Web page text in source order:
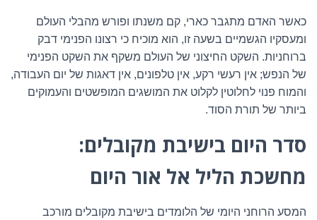
כאשר האדם מתגבר כארי, קם משנתו ופורש מהבלי העולם
ומעסקיו הגשמיים בשעה זו, הוא מוכיח כי רצונו הפנימי דבק
ברוחניות. השקט החיצוני של העולם משקף את השקט הפנימי
של הנפש; אין רעשי רקע, אין טלפונים, אין דאגות של יום העבודה,
והמוח פנוי לחלוטין לקלוט את המושגים המופשטים והעמוקים
ביותר של תורת הסוד.
סדר היום בישיבת מקובלים:
מחשכת הליל אל אור היום
המסע הרוחני היומי של הלומדים בישיבת מקובלים מורכב